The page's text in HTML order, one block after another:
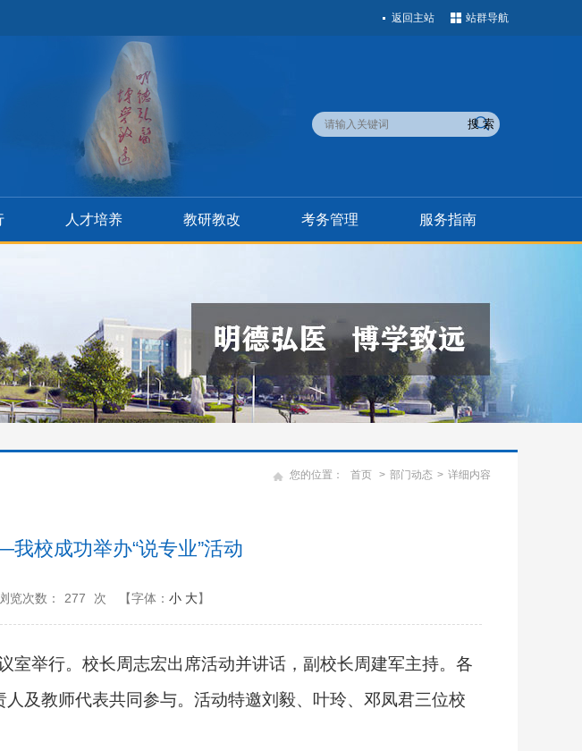
返回主站 站群导航
人才培养 教研教改 考务管理 服务指南
您的位置： 首页 > 部门动态 > 详细内容
校成功举办“说专业”活动
览次数： 277 次 【字体： 小 大】
室举行。校长周志宏出席活动并讲话，副校长周建军主持。各
及教师代表共同参与。活动特邀刘毅、叶玲、邓凤君三位校